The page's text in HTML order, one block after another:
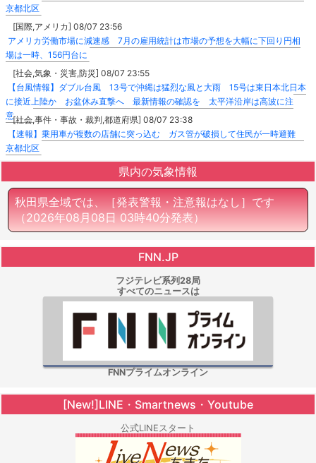
京都北区
[国際,アメリカ] 08/07 23:56
アメリカ労働市場に減速感 7月の雇用統計は市場の予想を大幅に下回り円相
場は一時、156円台に
[社会,気象・災害,防災] 08/07 23:55
【台風情報】ダブル台風 13号で沖縄は猛烈な風と大雨 15号は東日本北日本
に接近上陸か お盆休み直撃へ 最新情報の確認を 太平洋沿岸は高波に注
意
[社会,事件・事故・裁判,都道府県] 08/07 23:38
【速報】乗用車が複数の店舗に突っ込む ガス管が破損して住民が一時避難
京都北区
県内の気象情報
秋田県全域では、［発表警報・注意報はなし］です
（2026年08月08日 03時40分発表）
FNN.JP
フジテレビ系列28局
すべてのニュースは
FNNプライムオンライン
[New!]LINE・Smartnews・Youtube
公式LINEスタート